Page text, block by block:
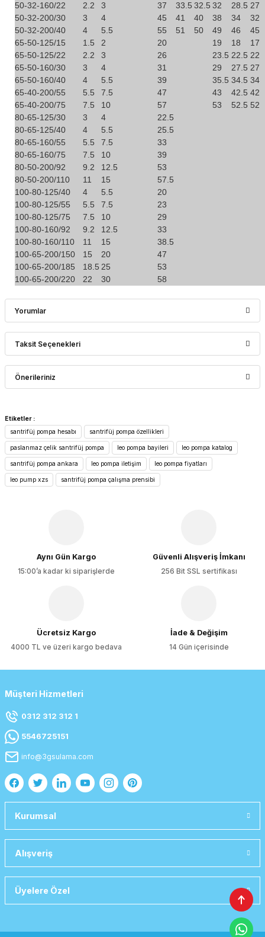
50-32-160/22
2.2 3 37 33.5 32.5 32 28.5 27
50-32-200/30
3 4 45 41 40 38 34
32
50-32-200/40
4 5.5 55 51 50 49 46
45
65-50-125/15
1.5 2 20 19 18
17
65-50-125/22
2.2 3 26 23.5 22.5 22
65-50-160/30
3 4 31 29 27.5 27
65-50-160/40
4 5.5 39 35.5 34.5 34
65-40-200/55
5.5 7.5 47 43 42.5 42
65-40-200/75
7.5 10 57 53 52.5 52
80-65-125/30
3 4
22.5
80-65-125/40
4 5.5
25.5
80-65-160/55
5.5 7.5
33
80-65-160/75
7.5 10
39
80-50-200/92
9.2 12.5
53
80-50-200/110
11 15
57.5
100-80-125/40
4 5.5
20
100-80-125/55
5.5 7.5
23
100-80-125/75
7.5 10
29
100-80-160/92
9.2 12.5
33
100-80-160/110
11 15
38.5
100-65-200/150
15 20
47
100-65-200/185
18.5 25
53
100-65-200/220
22 30 58
Yorumlar
Bu ürüne ilk yorumu siz yapın!
Taksit Seçenekleri
Önerileriniz
konularda yetersiz gördüğünüz noktaları öneri formunu
kullanarak tarafımıza iletebilirsiniz.
Görüş ve önerileriniz için teşekkür ederiz.
Ürün resmi kalitesiz, bozuk veya görüntülenemiyor.
Etiketler :
santrifüj pompa hesabı
santrifüj pompa özellikleri
paslanmaz çelik santrifüj pompa leo pompa bayileri leo pompa katalog
santrifüj pompa ankara leo pompa iletişim leo pompa fiyatları
leo pump xzs santrifüj pompa çalışma prensibi
Aynı Gün Kargo
15:00’a kadar ki siparişlerde
Güvenli Alışveriş İmkanı
256 Bit SSL sertifikası
Ücretsiz Kargo
4000 TL ve üzeri kargo bedava
İade & Değişim
14 Gün içerisinde
Müşteri Hizmetleri
0312 312 312 1
5546725151
info@3gsulama.com
Kurumsal
Alışveriş
Üyelere Özel